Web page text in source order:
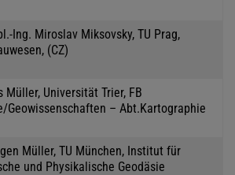
Ing. Miroslav Miksovsky, TU Prag,
(CZ)
Müller, Universität Trier, FB
Geowissenschaften – Abt.Kartographie
Müller, TU München, Institut für
und Physikalische Geodäsie